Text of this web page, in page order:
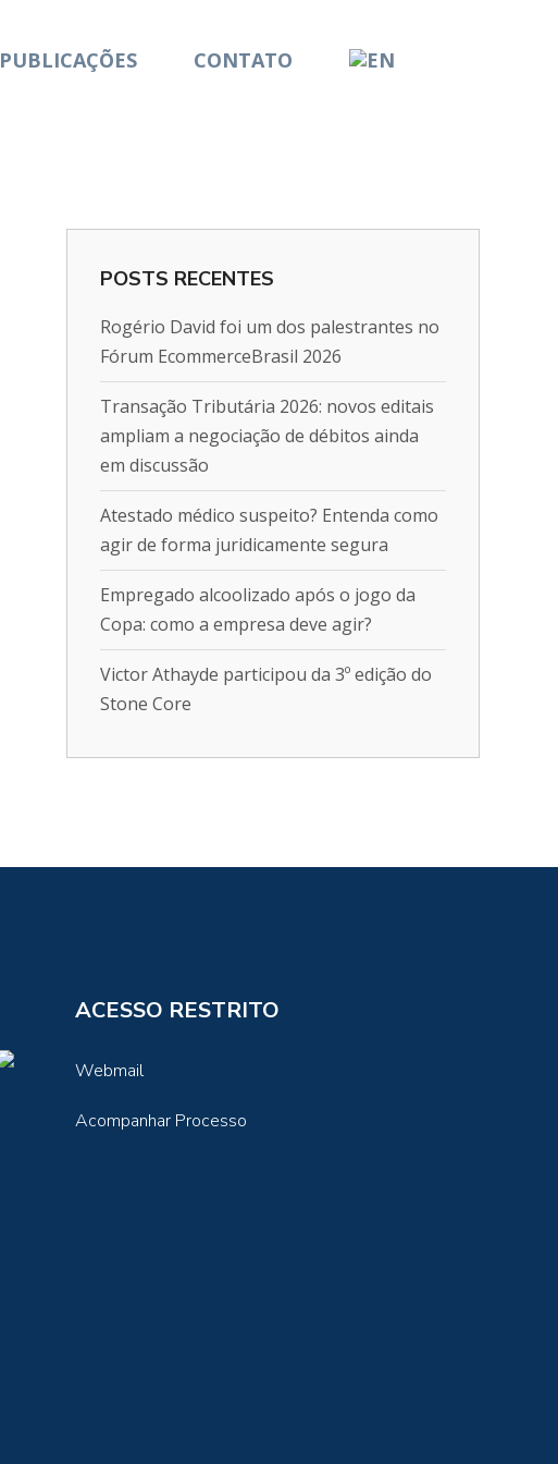
PUBLICAÇÕES CONTATO
POSTS RECENTES
Rogério David foi um dos palestrantes no
Fórum EcommerceBrasil 2026
Transação Tributária 2026: novos editais
ampliam a negociação de débitos ainda
em discussão
Atestado médico suspeito? Entenda como
agir de forma juridicamente segura
Empregado alcoolizado após o jogo da
Copa: como a empresa deve agir?
Victor Athayde participou da 3º edição do
Stone Core
ACESSO RESTRITO
Webmail
Acompanhar Processo